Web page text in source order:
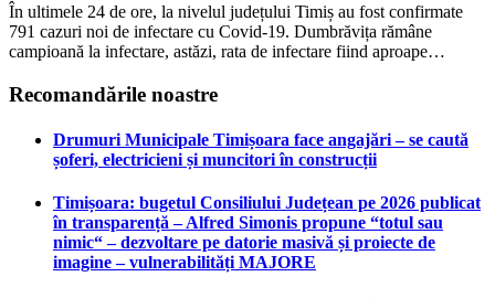
În ultimele 24 de ore, la nivelul județului Timiș au fost confirmate
791 cazuri noi de infectare cu Covid-19. Dumbrăvița rămâne
campioană la infectare, astăzi, rata de infectare fiind aproape…
Recomandările noastre
Drumuri Municipale Timișoara face angajări – se caută
șoferi, electricieni și muncitori în construcții
Timișoara: bugetul Consiliului Județean pe 2026 publicat
în transparență – Alfred Simonis propune “totul sau
nimic“ – dezvoltare pe datorie masivă și proiecte de
imagine – vulnerabilități MAJORE